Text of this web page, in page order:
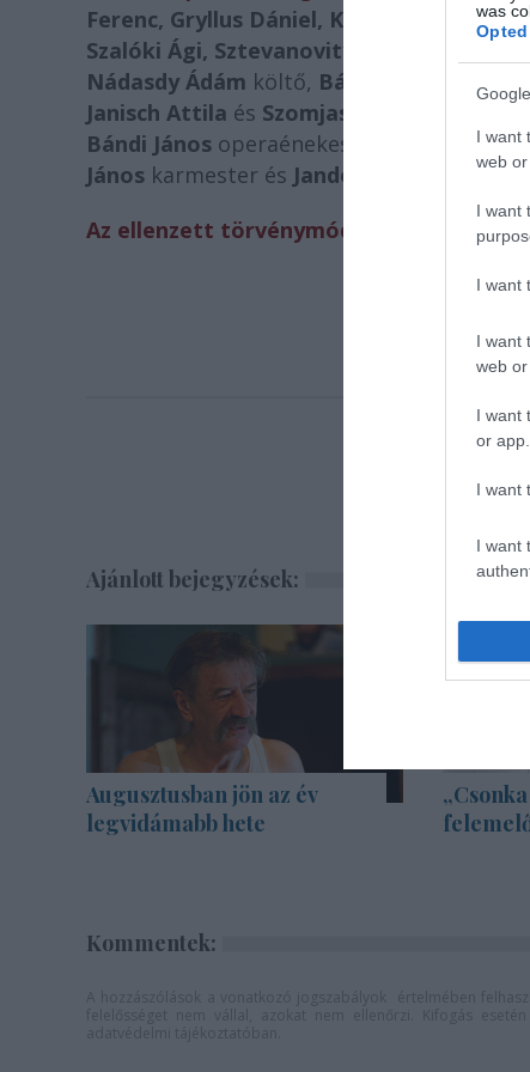
was
I want
web
I want
I want
I want
web
I want
or app.
I want
I want
Ferenc, Gryllus Dániel, Kiss Tibor, Koncz
Szalóki Ági, Sztevanovity Zorán,
Nádasdy Ádám költő, Bálint András,
Janisch Attila és Szomjas György
Bándi János operaénekes, Gyöngyösi
János karmester és Jandó Jenő
Az ellenzett törvénymódosítási javaslat
Ajánlott bejegyzések:
Augusztusban jön az év
legvidámabb hete
Kommentek: